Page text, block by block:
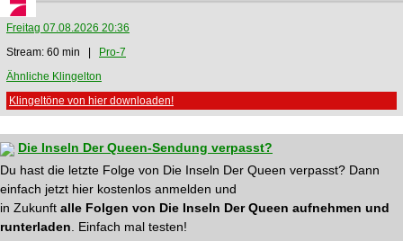
Freitag 07.08.2026 20:36
Stream: 60 min |
Pro-7
Ähnliche Klingelton
Klingeltöne von hier downloaden!
Die Inseln Der Queen-Sendung verpasst?
Du hast die letzte Folge von Die Inseln Der Queen verpasst? Dann
einfach jetzt hier kostenlos anmelden und
in Zukunft alle Folgen von Die Inseln Der Queen aufnehmen und
runterladen . Einfach mal testen!